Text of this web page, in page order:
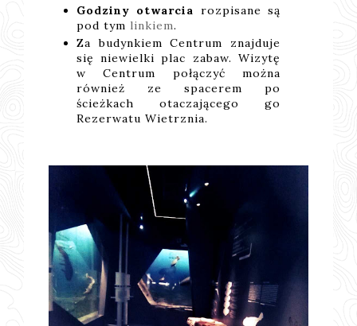
Godziny otwarcia rozpisane są
pod tym linkiem.
Za budynkiem Centrum znajduje
się niewielki plac zabaw. Wizytę
w Centrum połączyć można
również ze spacerem po
ścieżkach otaczającego go
Rezerwatu Wietrznia.